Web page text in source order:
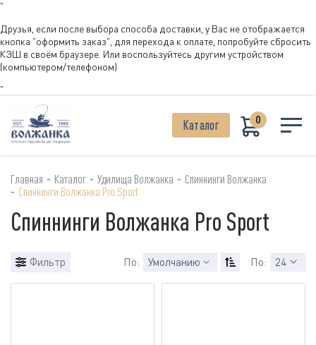
"
Друзья, если после выбора способа доставки, у Вас не отображается
кнопка "оформить заказ", для перехода к оплате, попробуйте сбросить
КЭШ в своём браузере. Или воспользуйтесь другим устройством
(компьютером/телефоном)
"
Каталог 0
Главная - Каталог - Удилища Волжанка - Спиннинги Волжанка
- Спиннинги Волжанка Pro Sport
Спиннинги Волжанка Pro Sport
Фильтр По: Умолчанию По: 24